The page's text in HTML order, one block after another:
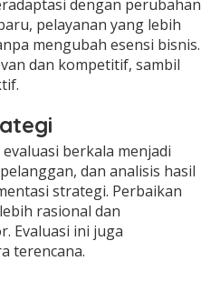
dengan perubahan
pelayanan yang lebih
mengubah esensi bisnis.
dan kompetitif, sambil
berkala menjadi
dan analisis hasil
strategi. Perbaikan
rasional dan
Evaluasi ini juga
terencana.